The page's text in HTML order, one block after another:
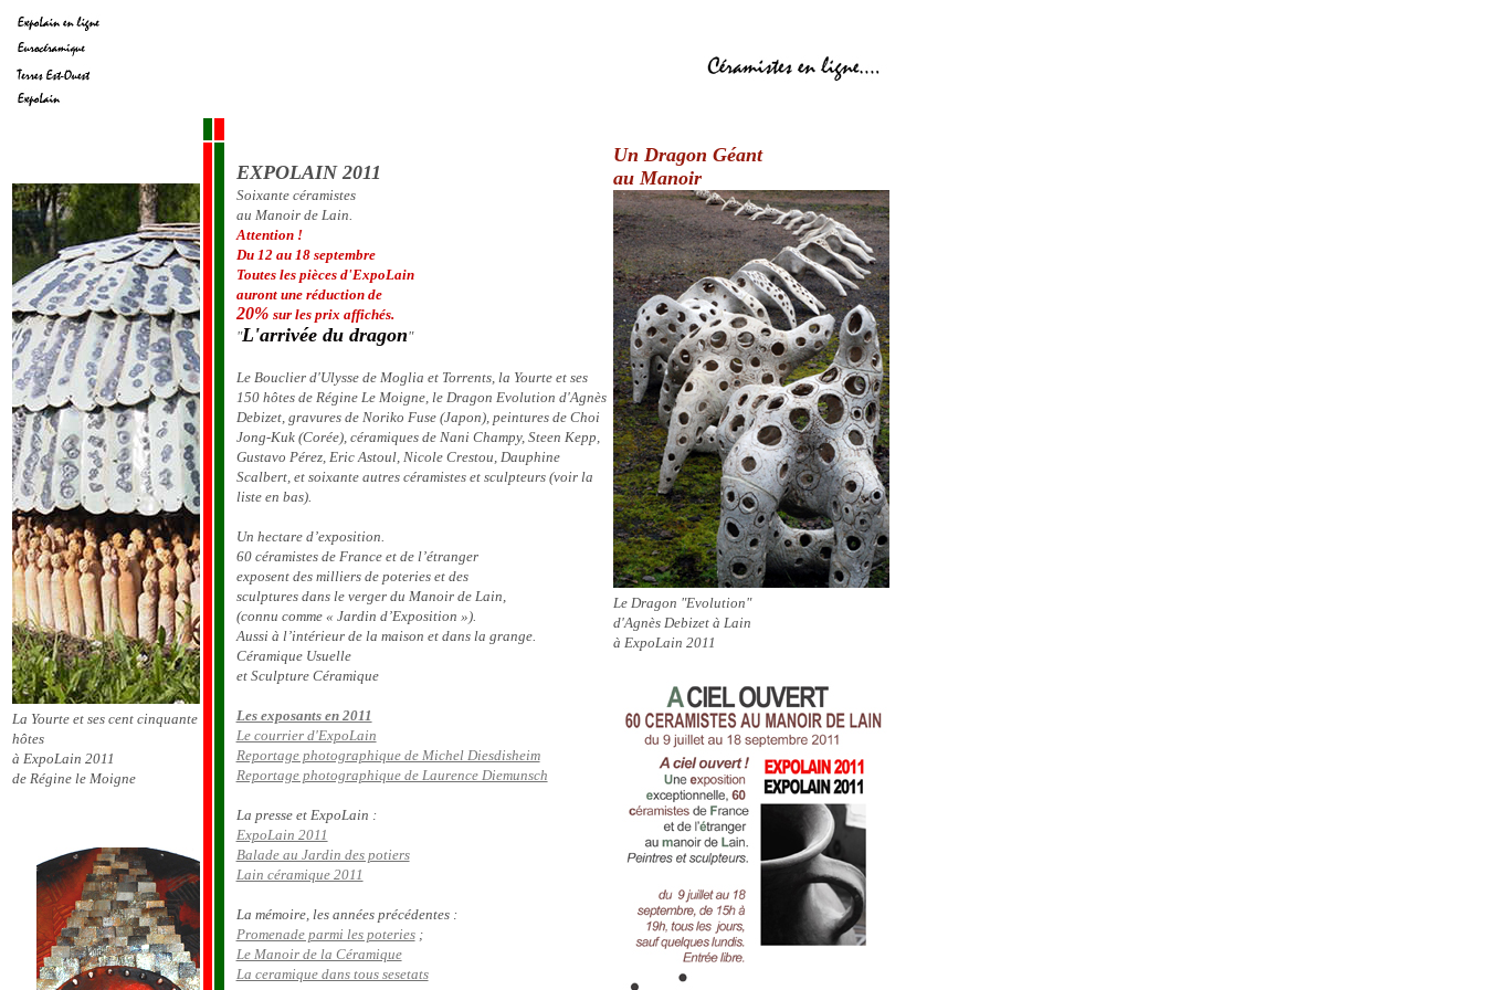
La Yourte et ses cent cinquante
hôtes
à ExpoLain 2011
de Régine le Moigne
EXPOLAIN 2011
Soixante céramistes
au Manoir de Lain.
Attention !
Du 12 au 18 septembre
Toutes les pièces d'ExpoLain
auront une réduction de
20% sur les prix affichés.
"L'arrivée du dragon"
Le Bouclier d'Ulysse de Moglia et Torrents, la Yourte et ses
150 hôtes de Régine Le Moigne, le Dragon Evolution d'Agnès
Debizet, gravures de Noriko Fuse (Japon), peintures de Choi
Jong-Kuk (Corée), céramiques de Nani Champy, Steen Kepp,
Gustavo Pérez, Eric Astoul, Nicole Crestou, Dauphine
Scalbert, et soixante autres céramistes et sculpteurs (voir la
liste en bas).
Un hectare d’exposition.
60 céramistes de France et de l’étranger
exposent des milliers de poteries et des
sculptures dans le verger du Manoir de Lain,
(connu comme « Jardin d’Exposition »).
Aussi à l’intérieur de la maison et dans la grange.
Céramique Usuelle
et Sculpture Céramique
Les exposants en 2011
Le courrier d'ExpoLain
Reportage photographique de Michel Diesdisheim
Reportage photographique de Laurence Diemunsch
La presse et ExpoLain :
ExpoLain 2011
Balade au Jardin des potiers
Lain céramique 2011
La mémoire, les années précédentes :
Promenade parmi les poteries;
Le Manoir de la Céramique
La ceramique dans tous sesetats
Un Dragon Géant
au Manoir
Le Dragon "Evolution"
d'Agnès Debizet à Lain
à ExpoLain 2011